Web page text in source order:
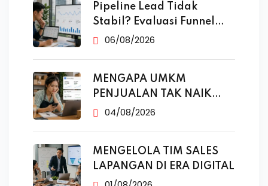
Pipeline Lead Tidak
Stabil? Evaluasi Funnel
Marketing
06/08/2026
MENGAPA UMKM
PENJUALAN TAK NAIK
MESKI SUDAH
04/08/2026
MENGELOLA TIM SALES
LAPANGAN DI ERA DIGITAL